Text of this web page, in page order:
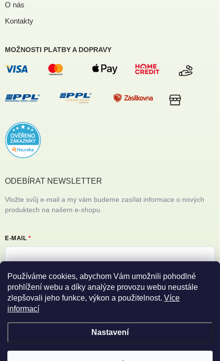
Používáme cookies, abychom Vám umožnili pohodlné
prohlížení webu a díky analýze provozu webu neustále
zlepšovali jeho funkce, výkon a použitelnost. Více
informací
Nastavení
O nás
Kontakty
MOŽNOSTI PLATBY A DOPRAVY
ODEBÍRAT NEWSLETTER
Vložte svůj e-mail a my vám budeme zasílat informace o nových
produktech na našem e-shopu.
E-MAIL
Vložením e-mailu souhlasíte spodmínkami ochrany osobních údajů
Přihlásit se